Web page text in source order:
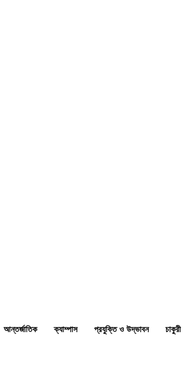
আন্তর্জাতিক ক্যাম্পাস প্রযুক্তি ও উদ্ভাবন চাকুরী